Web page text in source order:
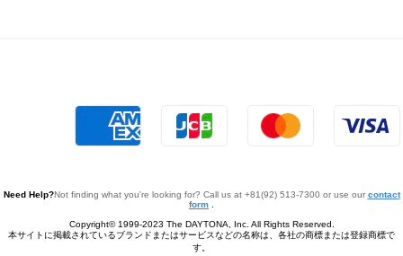
Need Help?Not finding what you're looking for? Call us at +81(92) 513-7300 or use our contact
form
Copyright© 1999-2023 The DAYTONA, Inc. All Rights Reserved.
本サイトに掲載されているブランドまたはサービスなどの名称は、各社の商標または登録商標で
す。